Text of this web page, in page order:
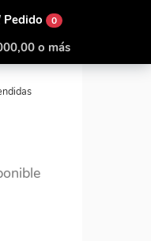
Pedido 0
o más